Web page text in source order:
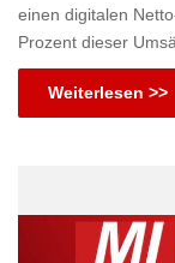
einen digitalen
Prozent dieser
Weiterlesen >>